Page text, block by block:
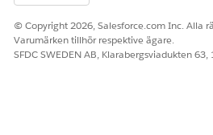
© Copyright 2026, Salesforce.com Inc. Alla
Varumärken tillhör respektive ägare.
SFDC SWEDEN AB, Klarabergsviadukten